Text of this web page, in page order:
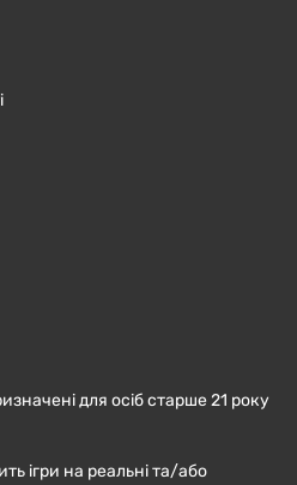
для осіб старше 21 року
ігри на реальні та/або